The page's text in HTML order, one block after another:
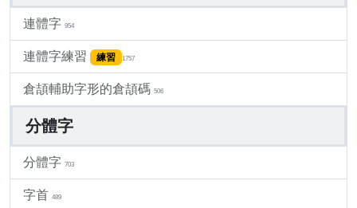
連體字 954
連體字練習 練習 1757
倉頡輔助字形的倉頡碼 506
分體字
分體字 703
字首 489